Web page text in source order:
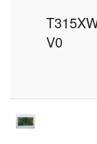
V0